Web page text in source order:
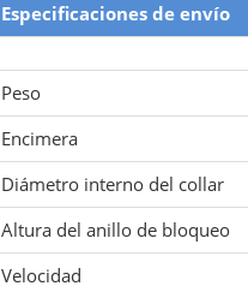
Especificaciones de envío
Peso
Encimera
Diámetro interno del collar
Altura del anillo de bloqueo
Velocidad